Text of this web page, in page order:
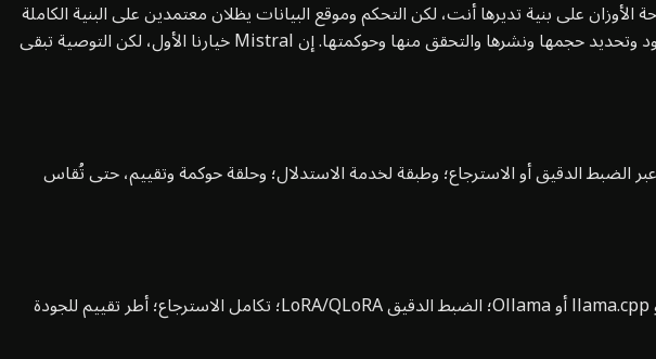
على بنية تديرها أنت، لكن التحكم وموقع البيانات يظلان معتمدين على البنية الكاملة
— بما فيها القياس عن بعد والدعم والتحديثات والنسخ الاحتياطية والمعالجون الفرعيون. نساعدك في اختيار هذه الحدود وتحديد حجمها ونشرها والتحقق منها وحوكمتها. إن Mistral خيارنا الأول، لكن التوصية تبقى
الضبط الدقيق أو الاسترجاع؛ وطبقة لخدمة الاستدلال؛ وحلقة حوكمة وتقييم، حتى تُقاس
Mistral وغيرها من النماذج مفتوحة الأوزان؛ التكميم (GGUF، AWQ، GPTQ) للعتاد المستهدف؛ الخدمة عبر vLLM أو llama.cpp أو Ollama؛ الضبط الدقيق LoRA/QLoRA؛ تكامل الاسترجاع؛ أطر تقييم للجودة